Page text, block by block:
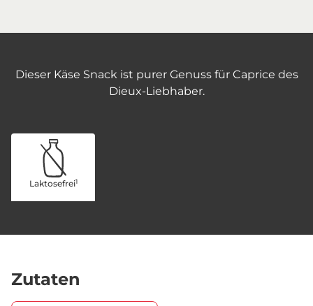
Dieser Käse Snack ist purer Genuss für Caprice des
Dieux-Liebhaber.
Laktosefrei1
Zutaten